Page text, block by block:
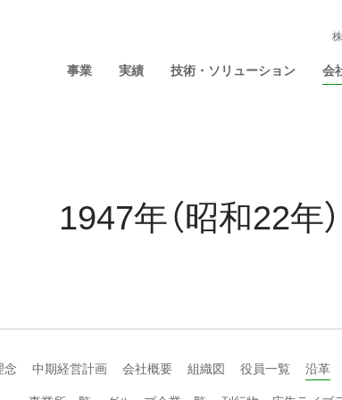
事業 実績 技術・ソリューション 会
1947年（昭和22年）
念 中期経営計画 会社概要 組織図 役員一覧 沿革